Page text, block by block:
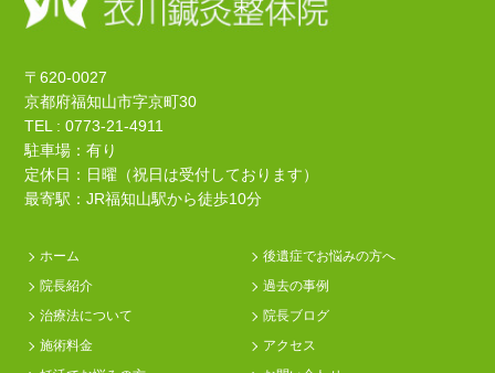
〒620-0027
京都府福知山市字京町30
TEL : 0773-21-4911
駐車場：有り
定休日：日曜（祝日は受付しております）
最寄駅：JR福知山駅から徒歩10分
ホーム
院長紹介
治療法について
施術料金
後遺症でお悩みの方へ
過去の事例
院長ブログ
アクセス